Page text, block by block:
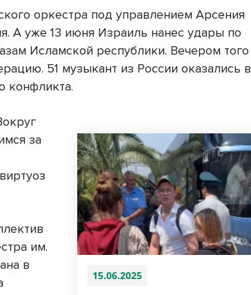
оркестра под управлением Арсения
А уже 13 июня Израиль нанес удары по
Исламской республики. Вечером того
51 музыкант из России оказались в
конфликта.
15.06.2025
за
им.
в